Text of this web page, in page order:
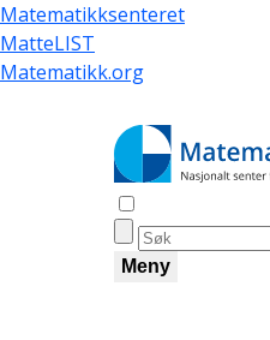
Skip
to
main
Matematikksenteret
MatteLIST
Matematikk.org
Meny